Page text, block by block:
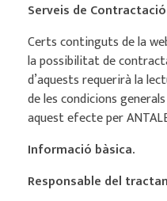
Serveis de
Certs continguts de la
la possibilitat de
d’aquests requerirà la
de les condicions
aquest efecte per
Informació bàsica.
Responsable del